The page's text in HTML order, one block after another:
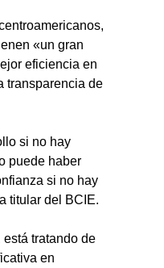
«un gran
eficiencia en
transparencia de
si no hay
puede haber
si no hay
titular del BCIE.
tratando de
en